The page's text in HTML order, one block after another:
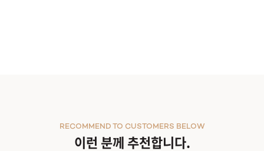
이런 분께 추천합니다.
RECOMMEND TO CUSTOMERS BELOW